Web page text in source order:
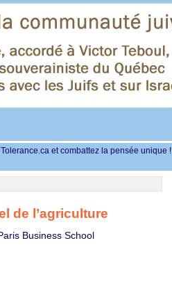
et combattez la pensée unique !
de l’agriculture
Business School